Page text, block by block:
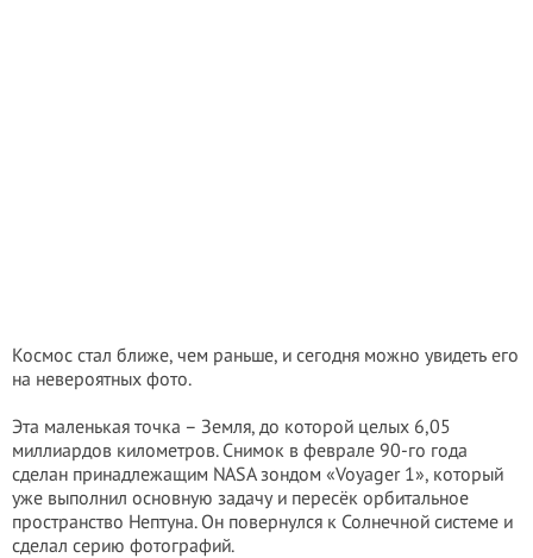
Космос стал ближе, чем раньше, и сегодня можно увидеть его
на невероятных фото.
Эта маленькая точка – Земля, до которой целых 6,05
миллиардов километров. Снимок в феврале 90-го года
сделан принадлежащим NASA зондом «Voyager 1», который
уже выполнил основную задачу и пересёк орбитальное
пространство Нептуна. Он повернулся к Солнечной системе и
сделал серию фотографий.